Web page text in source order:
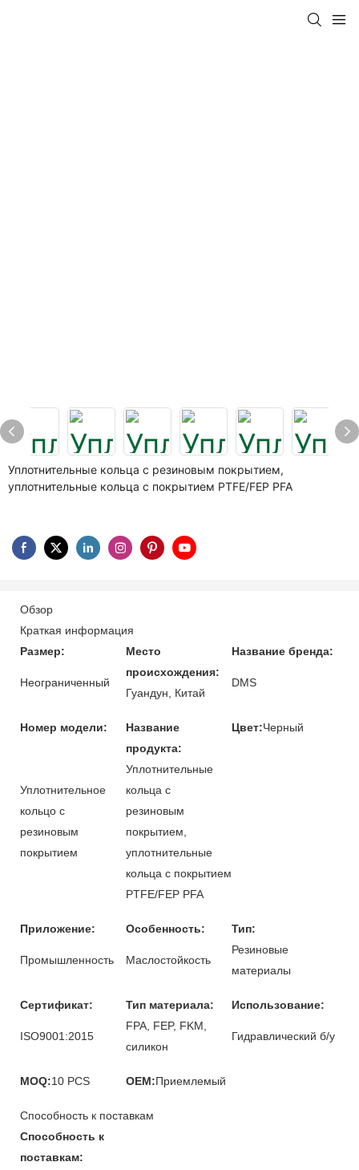
Уплотнительные кольца с резиновым покрытием,
уплотнительные кольца с покрытием PTFE/FEP PFA
Обзор
Краткая информация
Размер:
Неограниченный
Место
происхождения:
Гуандун, Китай
Название бренда:
DMS
Номер модели:
Уплотнительное
кольцо с
резиновым
покрытием
Название
продукта:
Уплотнительные
кольца с
резиновым
покрытием,
уплотнительные
кольца с покрытием
PTFE/FEP PFA
Цвет:Черный
Приложение:
Промышленность
Особенность:
Маслостойкость
Тип:
Резиновые
материалы
Сертификат:
ISO9001:2015
Тип материала:
FPA, FEP, FKM,
силикон
Использование:
Гидравлический б/у
MOQ:10 PCS OEM:Приемлемый
Способность к поставкам
Способность к
поставкам: